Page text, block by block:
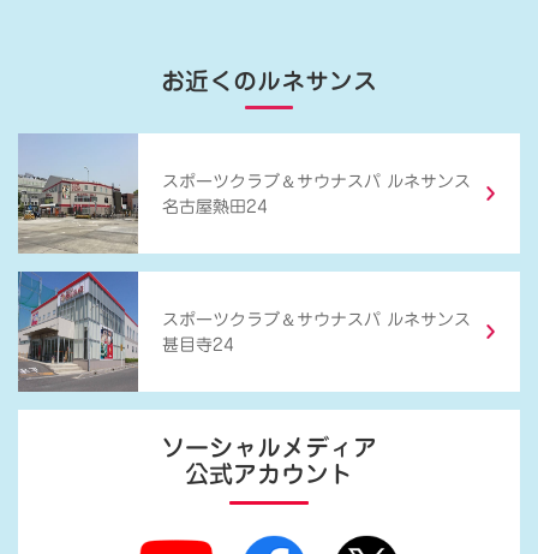
お近くのルネサンス
スポーツクラブ ＆ サウナスパ ルネサンス
名古屋熱田24
スポーツクラブ ＆ サウナスパ ルネサンス
甚目寺24
ソーシャルメディア
公式アカウント